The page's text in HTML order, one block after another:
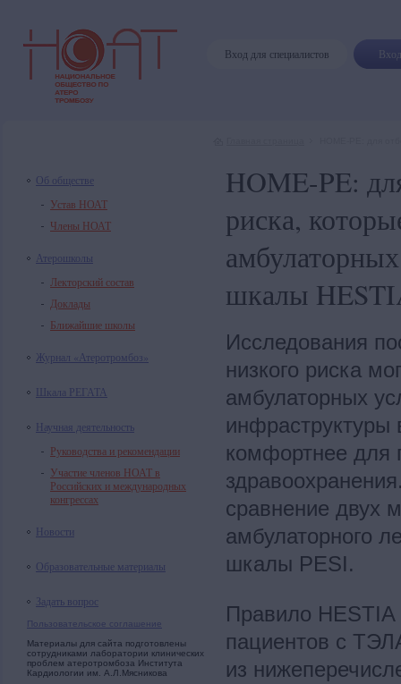
Вход для специалистов
Об обществе
Устав НОАТ
Члены НОАТ
Атерошколы
Лекторский состав
Доклады
Ближайшие школы
Журнал «Атеротромбоз»
Шкала РЕГАТА
Научная деятельность
Руководства и рекомендации
Участие членов НОАТ в
Российских и международных
конгрессах
Новости
Образовательные материалы
Задать вопрос
Пользовательское соглашение
Материалы для сайта подготовлены
сотрудниками лаборатории клинических
проблем атеротромбоза Института
Кардиологии им. А.Л.Мясникова
HOME-PE:
риска,
шкалы
Исследования
низкого риска
амбулаторных
инфраструктуры
комфортнее для
сравнение двух
амбулаторного
шкалы PESI.
Правило HESTIA
пациентов с
из